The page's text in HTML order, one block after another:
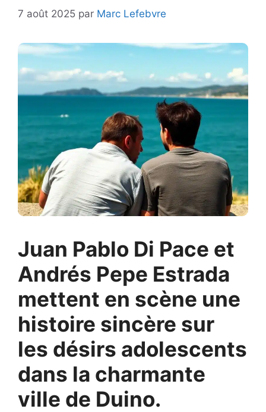
7 août 2025 par Marc Lefebvre
Juan Pablo Di Pace et
Andrés Pepe Estrada
mettent en scène une
histoire sincère sur
les désirs adolescents
dans la charmante
ville de Duino.